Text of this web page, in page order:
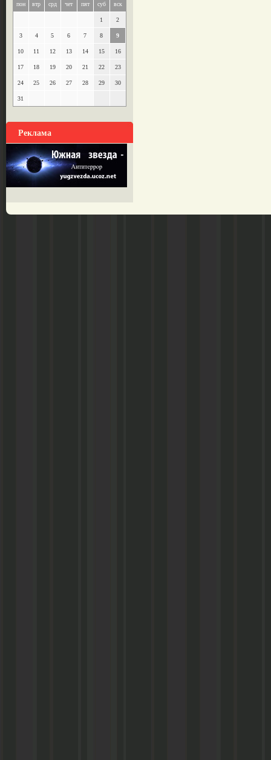
пон втр срд чет пят суб вск
1 2
3 4 5 6 7 8 9
10 11 12 13 14 15 16
17 18 19 20 21 22 23
24 25 26 27 28 29 30
31
Реклама